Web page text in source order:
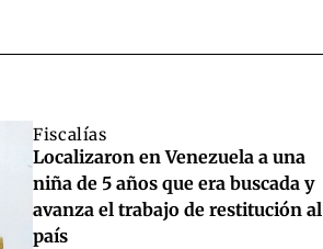
Fiscalías
Localizaron en Venezuela a una
niña de 5 años que era buscada y
avanza el trabajo de restitución al
país